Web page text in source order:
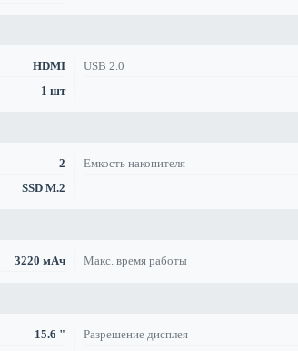
HDMI USB 2.0
1 шт
2 Емкость накопителя
SSD M.2
3220 мАч Макс. время работы
15.6 " Разрешение дисплея